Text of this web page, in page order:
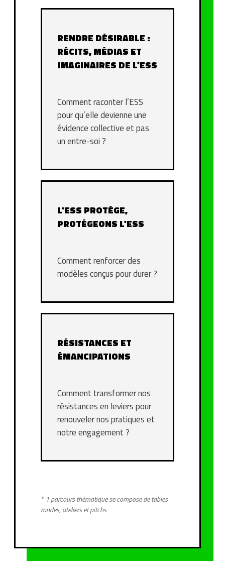
RENDRE DÉSIRABLE :
RÉCITS, MÉDIAS ET
IMAGINAIRES DE L'ESS
Comment raconter l’ESS
pour qu’elle devienne une
évidence collective et pas
un entre-soi ?
L'ESS PROTÈGE,
PROTÉGEONS L'ESS
Comment renforcer des
modèles conçus pour durer ?
RÉSISTANCES ET
ÉMANCIPATIONS
Comment transformer nos
résistances en leviers pour
renouveler nos pratiques et
notre engagement ?
* 1 parcours thématique se compose de tables
rondes, ateliers et pitchs